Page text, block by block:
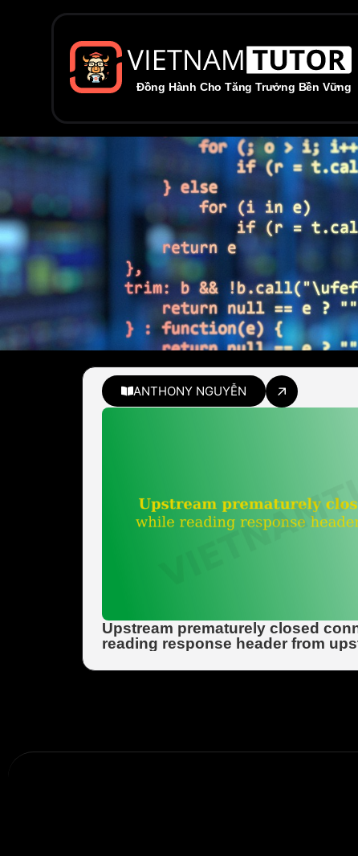
Đồng Hành Cho Tăng Trưởng Bền Vững
ANTHONY NGUYỄN
Upstream prematurely closed
reading response header from